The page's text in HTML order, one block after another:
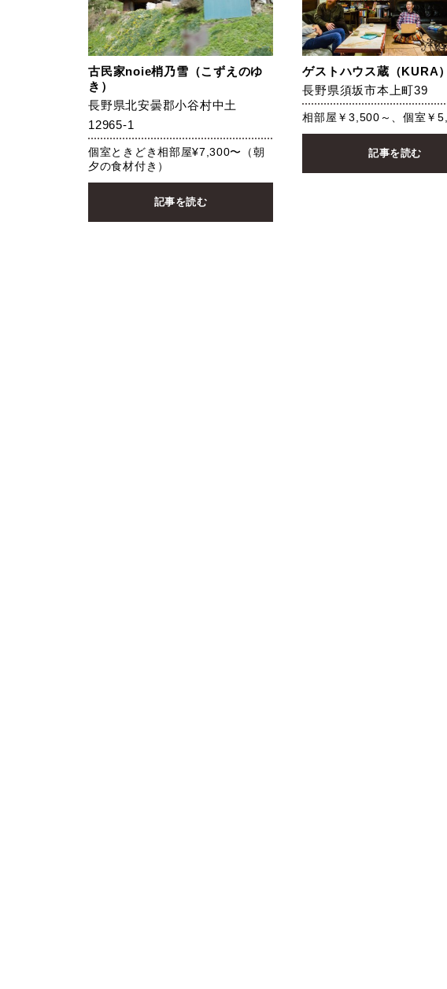
古民家noie梢乃雪（こずえのゆ
き）
長野県北安曇郡小谷村中土
12965-1
個室ときどき相部屋¥7,300〜（朝
夕の食材付き）
記事を読む
ゲストハウス蔵（KURA）
長野県須坂市本上町39
相部屋￥3,500～、個室￥
記事を読む